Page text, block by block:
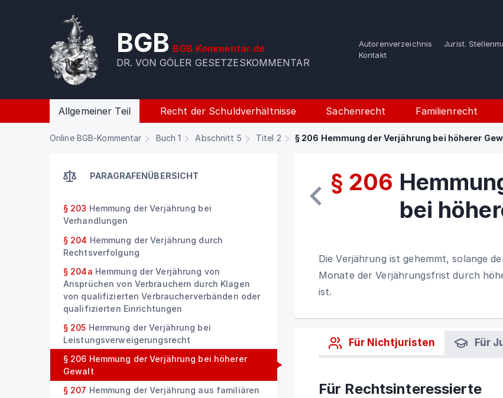
BGB BGB.Kommentar.de
DR. VON GÖLER GESETZESKOMMENTAR
Autorenverzeichnis
Jurist.
Kontakt
Allgemeiner Teil Recht der Schuldverhältnisse Sachenrecht Familienrecht
Online BGB-Kommentar Buch 1 Abschnitt 5 Titel 2 § 206 Hemmung der Verjährung bei höherer
PARAGRAFENÜBERSICHT
§ 203 Hemmung der Verjährung bei
Verhandlungen
§ 204 Hemmung der Verjährung durch
Rechtsverfolgung
§ 204a Hemmung der Verjährung von
Ansprüchen von Verbrauchern durch Klagen
von qualifizierten Verbraucherverbänden oder
qualifizierten Einrichtungen
§ 205 Hemmung der Verjährung bei
Leistungsverweigerungsrecht
§ 206 Hemmung der Verjährung bei höherer
Gewalt
§ 207 Hemmung der Verjährung aus familiären
§ 206
bei
Die Verjährung ist gehemmt, solange
Monate der Verjährungsfrist durch
ist.
Für Nichtjuristen Für
Für Rechtsinteressierte